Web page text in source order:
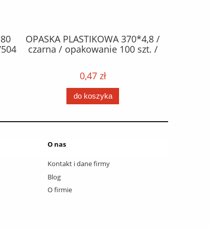
OPASKA PLASTIKOWA 370*4,8 /
czarna / opakowanie 100 szt. /
0,47 zł
do koszyka
O nas
Kontakt i dane firmy
Blog
O firmie